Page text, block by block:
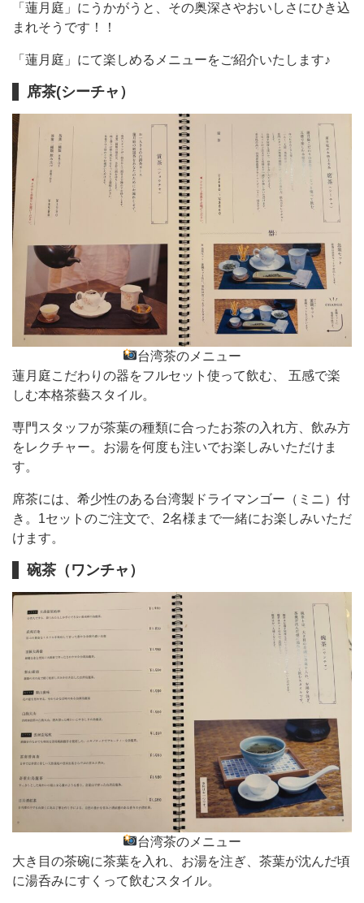
「蓮月庭」にうかがうと、その奥深さやおいしさにひき込
まれそうです！！
「蓮月庭」にて楽しめるメニューをご紹介いたします♪
席茶(シーチャ）
台湾茶のメニュー
蓮月庭こだわりの器をフルセット使って飲む、 五感で楽
しむ本格茶藝スタイル。
専門スタッフが茶葉の種類に合ったお茶の入れ方、飲み方
をレクチャー。お湯を何度も注いでお楽しみいただけま
す。
席茶には、希少性のある台湾製ドライマンゴー（ミニ）付
き。1セットのご注文で、2名様まで一緒にお楽しみいただ
けます。
碗茶（ワンチャ）
台湾茶のメニュー
大き目の茶碗に茶葉を入れ、お湯を注ぎ、茶葉が沈んだ頃
に湯呑みにすくって飲むスタイル。